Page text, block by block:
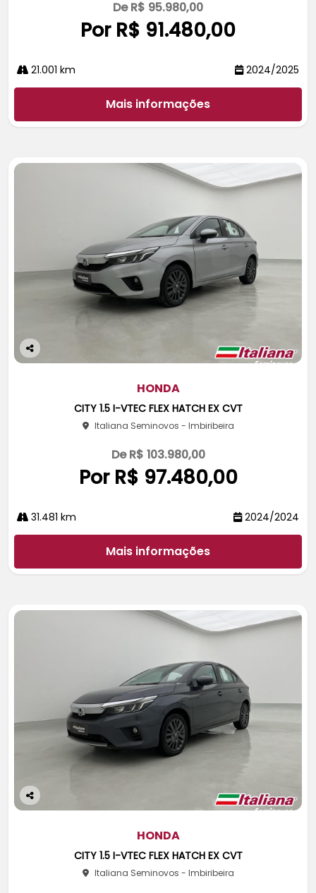
De R$ 95.980,00
Por R$ 91.480,00
21.001 km 2024/2025
Mais informações
Co
HONDA
CITY 1.5 I-VTEC FLEX HATCH EX CVT
Italiana Seminovos - Imbiribeira
De R$ 103.980,00
Por R$ 97.480,00
31.481 km 2024/2024
Mais informações
Co
HONDA
CITY 1.5 I-VTEC FLEX HATCH EX CVT
Italiana Seminovos - Imbiribeira